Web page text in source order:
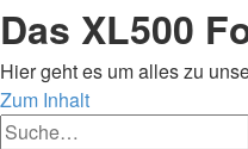
Das XL500
Hier geht es um alles zu
Zum Inhalt